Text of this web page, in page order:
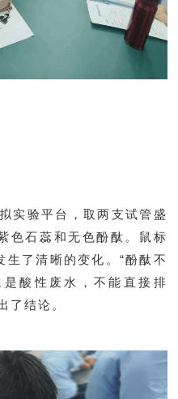
实验平台，取两支试管盛
色石蕊和无色酚酞。鼠标
生了清晰的变化。“酚酞不
酸性废水，不能直接排
了结论。